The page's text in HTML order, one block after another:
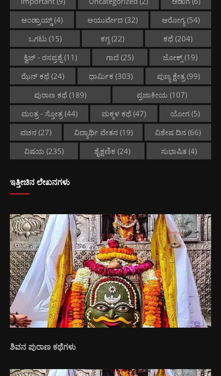
ಆಂಡ್ರಾಯ್ಡ್(4) ಆಯುರ್ವೇದ(32) ಆರೋಗ್ಯ(54)
ಒಗಟು(15) ಕಗ್ಗ(22) ಕಥೆ (204)
ಕ್ವಿಜ್ - ರಸಪ್ರಶ್ನೆ(11) ಗಾದೆ(25) ಜೋಕ್ಸ್(19)
ಝೆನ್ ಕಥೆ(24) ಧಾರ್ಮಿಕ (303) ಪುಣ್ಯ ಕ್ಷೇತ್ರ(99)
ಪುರಾಣ ಕಥೆ (189) ಪ್ರಜಾಕೀಯ (107)
ಮಂತ್ರ - ಸ್ತೋತ್ರ(44) ಮಕ್ಕಳ ಕಥೆ(47) ಯೋಗ (5)
ವಚನ(27) ವಿದ್ಯಾರ್ಥಿ ವೇತನ(19) ವಿಶೇಷ ದಿನ (66)
ವಿಷಯ (235) ಶೈಕ್ಷಣಿಕ (24) ಸುಭಾಷಿತ (4)
ಇತ್ತೀಚಿನ ಲೇಖನಗಳು
ಶಿವನ ಪುರಾಣ ಕಥೆಗಳು